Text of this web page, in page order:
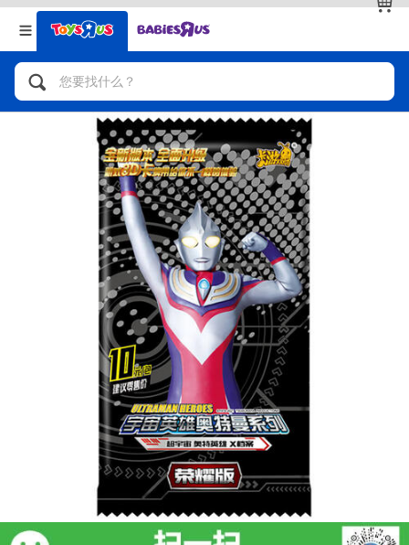
返回
分类目录
人气英雄，角色扮演，射击玩具
自行车，滑板车，骑乘车
拼砌组合及乐高LEGO
玩具车，货车，火车及遥控系列
手工艺，文具，蜡笔，泥胶，画板
娃娃，芭比，收藏公仔
游戏及拼图系列
益智学习玩具
返回
品牌
查看全部